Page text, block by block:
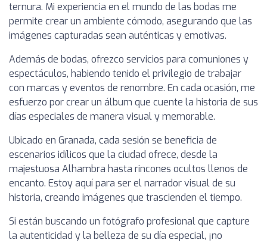
ternura. Mi experiencia en el mundo de las bodas me
permite crear un ambiente cómodo, asegurando que las
imágenes capturadas sean auténticas y emotivas.
Además de bodas, ofrezco servicios para comuniones y
espectáculos, habiendo tenido el privilegio de trabajar
con marcas y eventos de renombre. En cada ocasión, me
esfuerzo por crear un álbum que cuente la historia de sus
días especiales de manera visual y memorable.
Ubicado en Granada, cada sesión se beneficia de
escenarios idílicos que la ciudad ofrece, desde la
majestuosa Alhambra hasta rincones ocultos llenos de
encanto. Estoy aquí para ser el narrador visual de su
historia, creando imágenes que trascienden el tiempo.
Si están buscando un fotógrafo profesional que capture
la autenticidad y la belleza de su día especial, ¡no